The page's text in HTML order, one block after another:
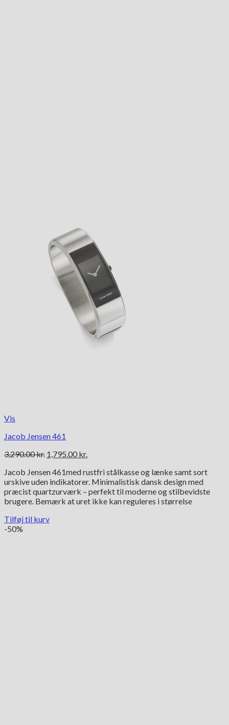
Vis
Jacob Jensen 461
3,290.00kr. Den
pris
var:
3,290.00 kr..
1,795.00 kr.
pris
er:
1,795.00 kr..
Jacob Jensen 461med rustfri stålkasse og lænke samt sort
urskive uden indikatorer. Minimalistisk dansk design med
præcist quartzurværk – perfekt til moderne og stilbevidste
brugere. Bemærk at uret ikke kan reguleres i størrelse
Tilføj til kurv
-50%